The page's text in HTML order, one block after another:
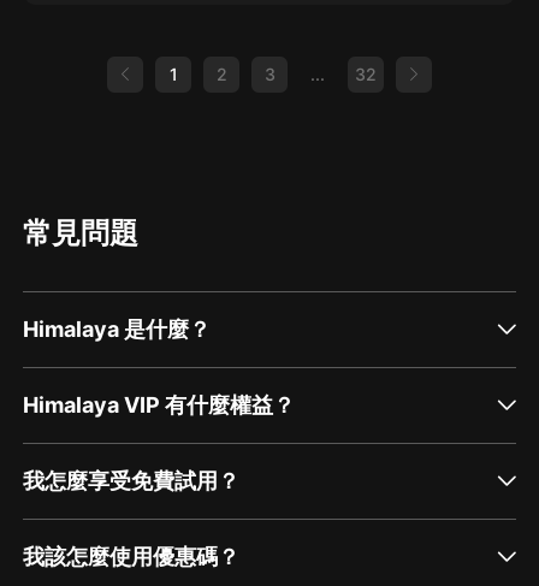
1 2 3 ... 32
常見問題
Himalaya 是什麼？
Himalaya VIP 有什麼權益？
我怎麼享受免費試用？
我該怎麼使用優惠碼？